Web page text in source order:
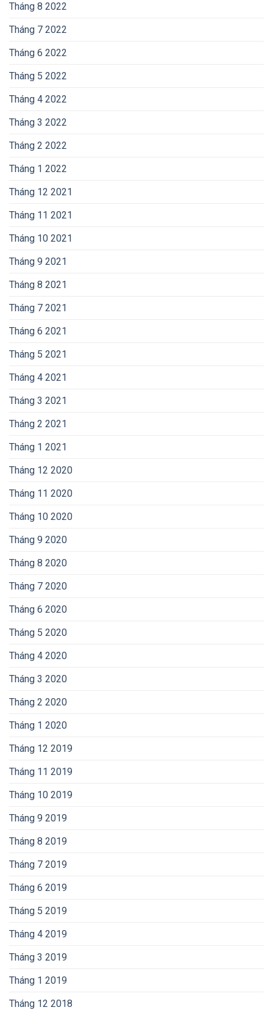
Tháng 8 2022
Tháng 7 2022
Tháng 6 2022
Tháng 5 2022
Tháng 4 2022
Tháng 3 2022
Tháng 2 2022
Tháng 1 2022
Tháng 12 2021
Tháng 11 2021
Tháng 10 2021
Tháng 9 2021
Tháng 8 2021
Tháng 7 2021
Tháng 6 2021
Tháng 5 2021
Tháng 4 2021
Tháng 3 2021
Tháng 2 2021
Tháng 1 2021
Tháng 12 2020
Tháng 11 2020
Tháng 10 2020
Tháng 9 2020
Tháng 8 2020
Tháng 7 2020
Tháng 6 2020
Tháng 5 2020
Tháng 4 2020
Tháng 3 2020
Tháng 2 2020
Tháng 1 2020
Tháng 12 2019
Tháng 11 2019
Tháng 10 2019
Tháng 9 2019
Tháng 8 2019
Tháng 7 2019
Tháng 6 2019
Tháng 5 2019
Tháng 4 2019
Tháng 3 2019
Tháng 1 2019
Tháng 12 2018